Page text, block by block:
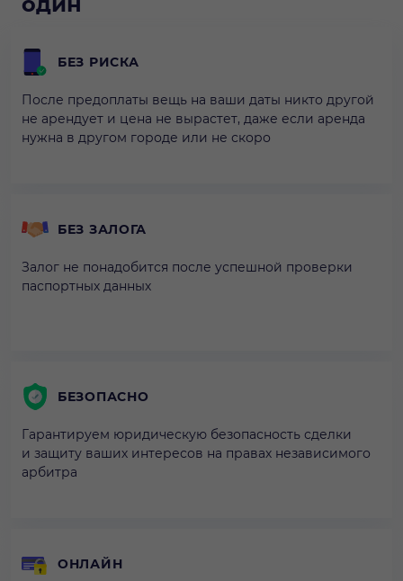
БЕЗ РИСКА
После предоплаты вещь на ваши даты никто другой
не арендует и цена не вырастет, даже если аренда
нужна в другом городе или не скоро
БЕЗ ЗАЛОГА
Залог не понадобится после успешной проверки
паспортных данных
БЕЗОПАСНО
Гарантируем юридическую безопасность сделки
и защиту ваших интересов на правах независимого
арбитра
ОНЛАЙН